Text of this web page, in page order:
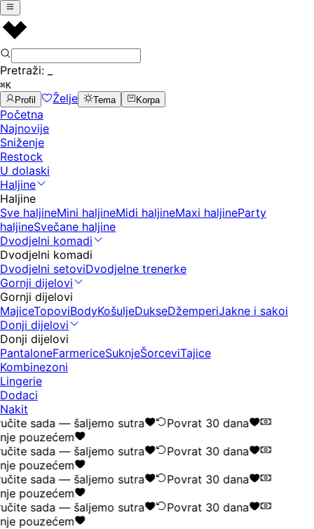
Pretraži:
⌘K
Profil
Želje Tema Korpa
Početna
Najnovije
Sniženje
Restock
U dolaski
Haljine
Haljine
Sve haljineMini haljineMidi haljineMaxi haljineParty
haljineSvečane haljine
Dvodjelni komadi
Dvodjelni komadi
Dvodjelni setoviDvodjelne trenerke
Gornji dijelovi
Gornji dijelovi
MajiceTopoviBodyKošuljeDukseDžemperiJakne i sakoi
Donji dijelovi
Donji dijelovi
PantaloneFarmericeSuknjeŠorceviTajice
Kombinezoni
Lingerie
Dodaci
Nakit
sada — šaljemo sutra
Povrat 30 dana
pouzećem
sada — šaljemo sutra
Povrat 30 dana
pouzećem
sada — šaljemo sutra
Povrat 30 dana
pouzećem
sada — šaljemo sutra
Povrat 30 dana
pouzećem